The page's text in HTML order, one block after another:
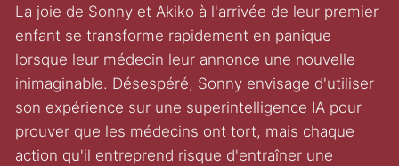
La joie de Sonny et Akiko à l'arrivée de leur premier
enfant se transforme rapidement en panique
lorsque leur médecin leur annonce une nouvelle
inimaginable. Désespéré, Sonny envisage d'utiliser
son expérience sur une superintelligence IA pour
prouver que les médecins ont tort, mais chaque
action qu'il entreprend risque d'entraîner une